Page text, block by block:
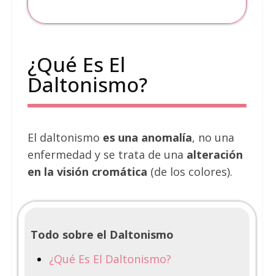
¿Qué Es El
Daltonismo?
El daltonismo es una anomalía, no una
enfermedad y se trata de una alteración
en la visión cromática (de los colores).
Todo sobre el Daltonismo
¿Qué Es El Daltonismo?